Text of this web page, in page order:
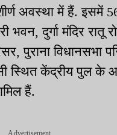
अवस्था में हैं. इसमें
भवन, दुर्गा मंदिर रातू
पुराना विधानसभा
स्थित केंद्रीय पुल के
हैं.
Advertisement